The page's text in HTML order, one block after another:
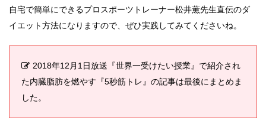
自宅で簡単にできるプロスポーツトレーナー松井薫先生直伝のダ
イエット方法になりますので、ぜひ実践してみてくださいね。
2018年12月1日放送『世界一受けたい授業』で紹介され
た内臓脂肪を燃やす『5秒筋トレ』の記事は最後にまとめま
した。